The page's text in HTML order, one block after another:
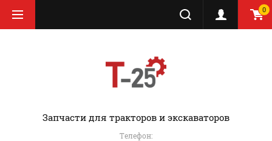
0
‎Запчасти для тракторов и экскаваторов
Телефон: